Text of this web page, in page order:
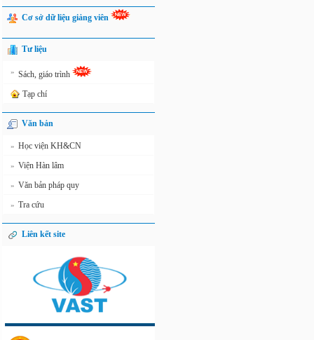
Cơ sở dữ liệu giảng viên
Tư liệu
» Sách, giáo trình
Tạp chí
Văn bản
» Học viện KH&CN
» Viện Hàn lâm
» Văn bản pháp quy
» Tra cứu
Liên kết site